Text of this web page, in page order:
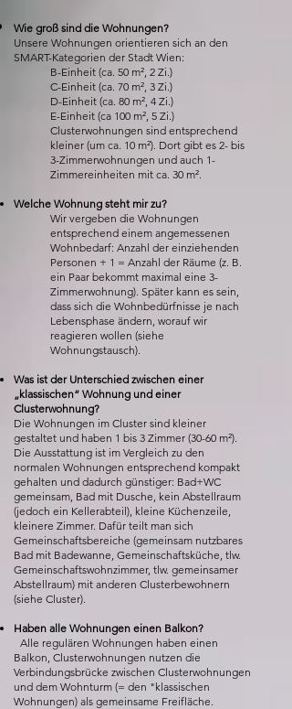
Wie groß sind die Wohnungen?
Unsere Wohnungen orientieren sich an den
SMART-Kategorien der Stadt Wien:
B-Einheit (ca. 50 m², 2 Zi.)
C-Einheit (ca. 70 m², 3 Zi.)
D-Einheit (ca. 80 m², 4 Zi.)
E-Einheit (ca 100 m², 5 Zi.)
Clusterwohnungen sind entsprechend
kleiner (um ca. 10 m²). Dort gibt es 2- bis
3-Zimmerwohnungen und auch 1-
Zimmereinheiten mit ca. 30 m².
Welche Wohnung steht mir zu?
Wir vergeben die Wohnungen
entsprechend einem angemessenen
Wohnbedarf: Anzahl der einziehenden
Personen + 1 = Anzahl der Räume (z. B.
ein Paar bekommt maximal eine 3-
Zimmerwohnung). Später kann es sein,
dass sich die Wohnbedürfnisse je nach
Lebensphase ändern, worauf wir
reagieren wollen (siehe
Wohnungstausch).
Was ist der Unterschied zwischen einer
„klassischen“ Wohnung und einer
Clusterwohnung?
Die Wohnungen im Cluster sind kleiner
gestaltet und haben 1 bis 3 Zimmer (30-60 m²).
Die Ausstattung ist im Vergleich zu den
normalen Wohnungen entsprechend kompakt
gehalten und dadurch günstiger: Bad+WC
gemeinsam, Bad mit Dusche, kein Abstellraum
(jedoch ein Kellerabteil), kleine Küchenzeile,
kleinere Zimmer. Dafür teilt man sich
Gemeinschaftsbereiche (gemeinsam nutzbares
Bad mit Badewanne, Gemeinschaftsküche, tlw.
Gemeinschaftswohnzimmer, tlw. gemeinsamer
Abstellraum) mit anderen Clusterbewohnern
(siehe Cluster).
Haben alle Wohnungen einen Balkon?
Alle regulären Wohnungen haben einen
Balkon, Clusterwohnungen nutzen die
Verbindungsbrücke zwischen Clusterwohnungen
und dem Wohnturm (= den "klassischen
Wohnungen) als gemeinsame Freifläche.